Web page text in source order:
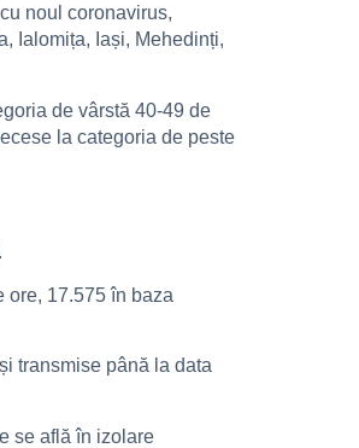
noul coronavirus,
Ialomița, Iași, Mehedinți,
de vârstă 40-49 de
la categoria de peste
ore, 17.575 în baza
transmise până la data
se află în izolare